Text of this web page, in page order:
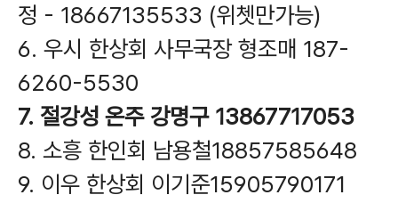
정 - 18667135533 (위쳇만가능)
6. 우시 한상회 사무국장 형조매 187-
6260-5530
7. 절강성 온주 강명구 13867717053
8. 소흥 한인회 남용철18857585648
9. 이우 한상회 이기준15905790171